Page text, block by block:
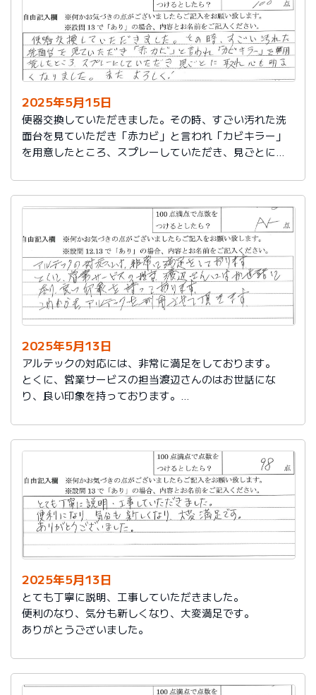
2025年5月15日
便器交換していただきました。その時、すごい汚れた洗
面台を見ていただき「赤カビ」と言われ「カビキラー」
を用意したところ、スプレーしていただき、見ごとに取
2025年5月13日
アルテックの対応には、非常に満足をしております。
とくに、営業サービスの担当渡辺さんのはお世話にな
り、良い印象を持っております。
2025年5月13日
とても丁寧に説明、工事していただきました。
便利のなり、気分も新しくなり、大変満足です。
ありがとうございました。